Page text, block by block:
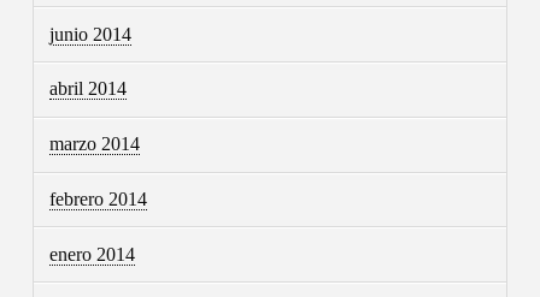
junio 2014
abril 2014
marzo 2014
febrero 2014
enero 2014